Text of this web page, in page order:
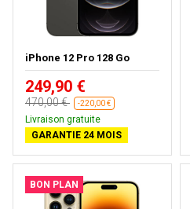
iPhone 12 Pro 128 Go
249,90 €
470,00 € -220,00 €
Livraison gratuite
GARANTIE 24 MOIS
BON PLAN